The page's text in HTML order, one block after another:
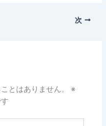
次
とはありません。
※